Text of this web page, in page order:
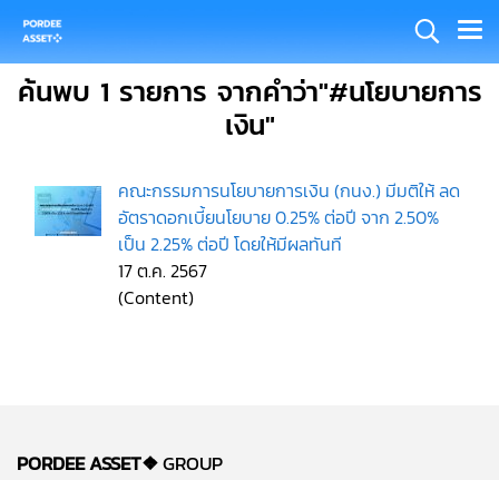
ค้นพบ 1 รายการ จากคำว่า"#นโยบายการ
เงิน"
คณะกรรมการนโยบายการเงิน (กนง.) มีมติให้ ลด
อัตราดอกเบี้ยนโยบาย 0.25% ต่อปี จาก 2.50%
เป็น 2.25% ต่อปี โดยให้มีผลทันที
17 ต.ค. 2567
(Content)
PORDEE ASSET❖GROUP